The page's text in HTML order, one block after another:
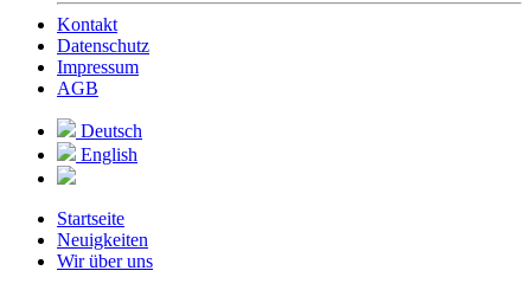
Kontakt
Datenschutz
Impressum
AGB
Deutsch
English
Startseite
Neuigkeiten
Wir über uns